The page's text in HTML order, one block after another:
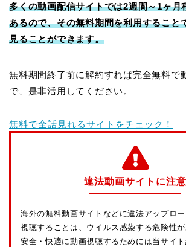
多くの動画配信サイトでは2週間～1ヶ月
あるので、その無料期間を利用すること
見ることができます。
無料期間終了前に解約すれば完全無料で
で、是非活用してください。
無料で全話見れるサイトをチェック！
違法動画サイトに注意
海外の無料動画サイトなどに違法アップロ
視聴することは、ウイルス感染する危険性が
安全・快適に動画視聴するためには当サイ